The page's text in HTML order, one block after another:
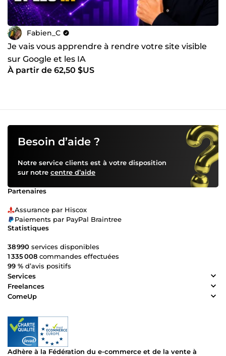
Fabien_C
Je vais vous apprendre à rendre votre site visible
sur Google et les IA
À partir de 62,50 $US
Besoin d’aide ?
Notre service clients est à votre disposition
sur notre centre d’aide
Partenaires
Assurance par Hiscox
Paiements par PayPal Braintree
Statistiques
38 990 services disponibles
1 335 008 commandes effectuées
99 % d’avis positifs
Services
Freelances
ComeUp
Adhère à la Fédération du e-commerce et de la vente à